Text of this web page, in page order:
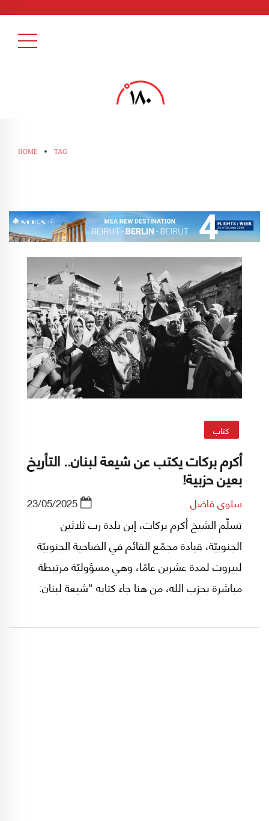
HOME TAG
كتاب
أكرم بركات يكتب عن شيعة لبنان.. التأريخ
بعين حزبية!
سلوى فاضل 23/05/2025
تسلّم الشيخ أكرم بركات، إبن بلدة رب ثلاثين
الجنوبيّة، قيادة مجمّع القائم في الضاحية الجنوبيّة
لبيروت لمدة عشرين عامًا، وهي مسؤوليّة مرتبطة
مباشرة بحزب الله، من هنا جاء كتابه "شيعة لبنان:
636 صفحة والصادر عن بيت السراج للثقافة والنشر